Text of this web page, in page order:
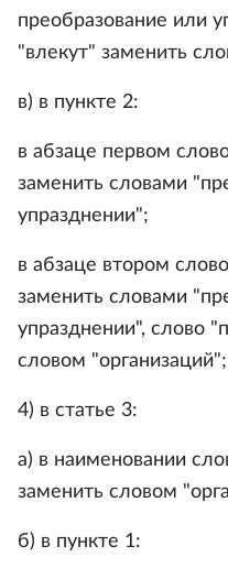
преобразование или
"влекут" заменить
в) в пункте 2:
в абзаце первом
заменить словами
упразднении";
в абзаце втором
заменить словами
упразднении", слово
словом "организаций";
4) в статье 3:
а) в наименовании
заменить словом
б) в пункте 1: